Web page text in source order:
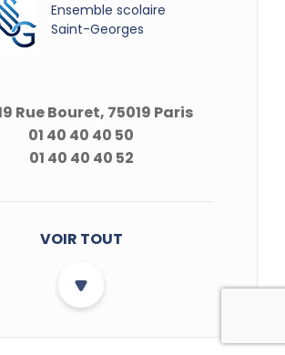
Ensemble scolaire
Saint-Georges
Rue Bouret, 75019 Paris
01 40 40 40 50
01 40 40 40 52
VOIR TOUT